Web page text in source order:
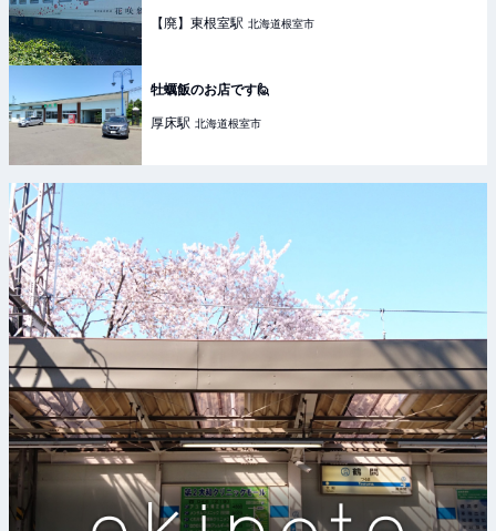
【廃】東根室駅 北海道根室市
牡蠣飯のお店です🙋
厚床駅 北海道根室市